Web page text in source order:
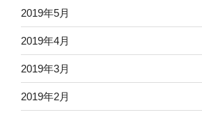
2019年5月
2019年4月
2019年3月
2019年2月